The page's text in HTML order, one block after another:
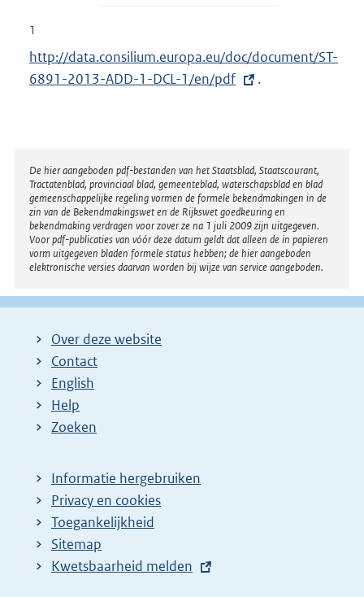
1
E
x
n
e
l
i
n
k
:
http://data.consilium.europa.eu/doc/document/ST-
6891-2013-ADD-1-DCL-1/en/pdf
.
Disclaimer
De hier aangeboden pdf-bestanden van het Staatsblad, Staatscourant,
Tractatenblad, provinciaal blad, gemeenteblad, waterschapsblad en blad
gemeenschappelijke regeling vormen de formele bekendmakingen in de
zin van de Bekendmakingswet en de Rijkswet goedkeuring en
bekendmaking verdragen voor zover ze na 1 juli 2009 zijn uitgegeven.
Voor pdf-publicaties van vóór deze datum geldt dat alleen de in papieren
vorm uitgegeven bladen formele status hebben; de hier aangeboden
elektronische versies daarvan worden bij wijze van service aangeboden.
Over deze website
Contact
English
Help
Zoeken
Informatie hergebruiken
Privacy en cookies
Toegankelijkheid
Sitemap
E
Kwetsbaarheid melden